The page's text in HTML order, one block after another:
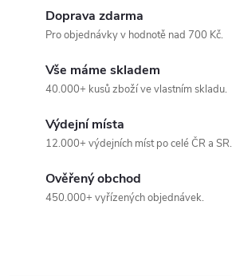
Doprava zdarma
Pro objednávky v hodnotě nad 700 Kč.
Vše máme skladem
40.000+ kusů zboží ve vlastním skladu.
Výdejní místa
12.000+ výdejních míst po celé ČR a SR.
Ověřený obchod
450.000+ vyřízených objednávek.